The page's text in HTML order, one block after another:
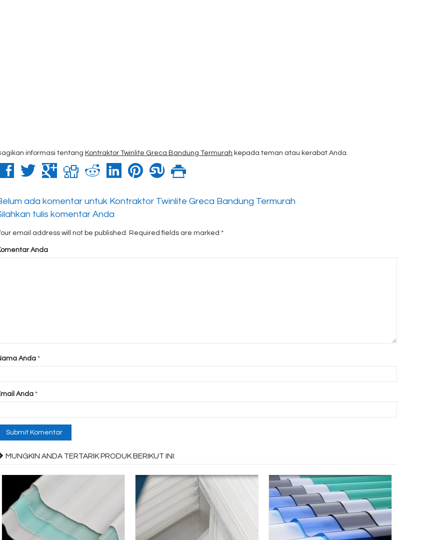
informasi tentangKontraktor Twinlite Greca Bandung Termurah kepada teman atau kerabat Anda.
ada komentar untuk Kontraktor Twinlite Greca Bandung Termurah
tulis komentar Anda
email address will not be published. Required fields are marked*
Anda
Anda *
Anda *
MUNGKIN ANDA TERTARIK PRODUK BERIKUT INI: